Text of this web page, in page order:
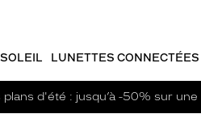
LUNETTES CONNECTÉES
plans d'été : jusqu’à -50% sur